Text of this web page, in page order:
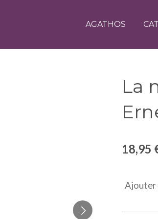
AGATHOS
La
18,95
Ajouter